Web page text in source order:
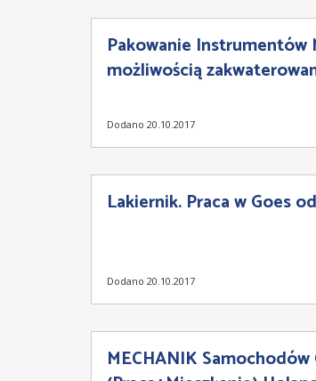
Pakowanie Instrumentów
możliwością
Dodano 20.10.2017
Lakiernik. Praca w Goes
Dodano 20.10.2017
MECHANIK Samochodów